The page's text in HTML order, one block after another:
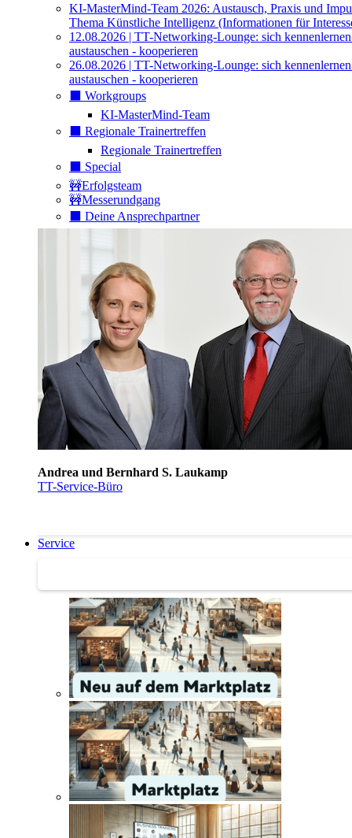
KI-MasterMind-Team 2026: Austausch, Praxis und
Thema Künstliche Intelligenz (Informationen für
12.08.2026 | TT-Networking-Lounge: sich
austauschen - kooperieren
26.08.2026 | TT-Networking-Lounge: sich
austauschen - kooperieren
⬛️ Workgroups
KI-MasterMind-Team
⬛️ Regionale Trainertreffen
Regionale Trainertreffen
⬛️ Special
🚧Erfolgsteam
🚧Messerundgang
⬛️ Deine Ansprechpartner
Andrea und Bernhard S. Laukamp
TT-Service-Büro
Service